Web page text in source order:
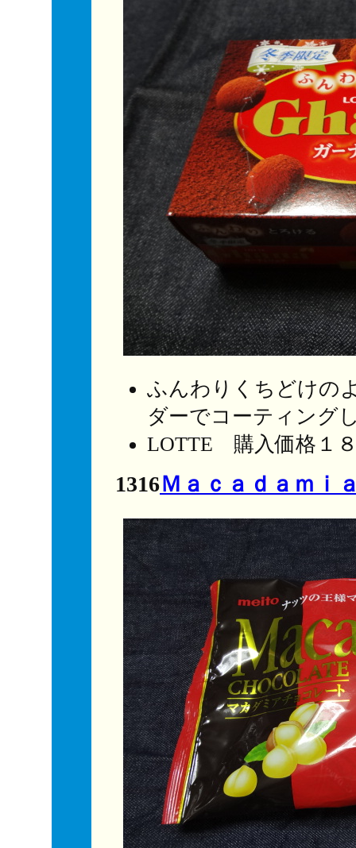
ふんわりくちどけの
ダーでコーティング
LOTTE 購入価格１
1316Ｍａｃａｄａｍｉ